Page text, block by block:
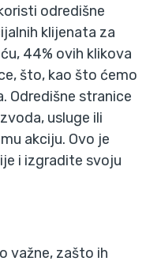
odredišne
klijenata za
44% ovih klikova
što, kao što ćemo
Odredišne stranice
usluge ili
akciju. Ovo je
i izgradite svoju
važne, zašto ih